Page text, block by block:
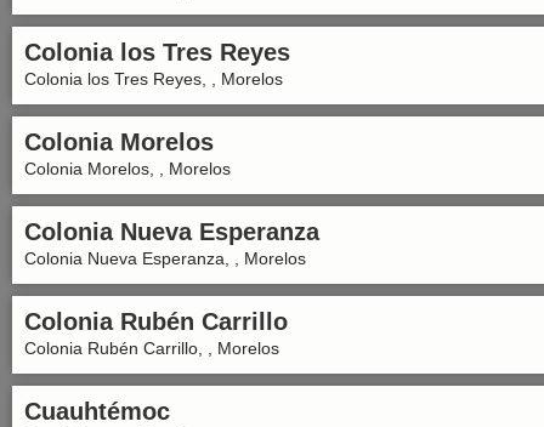
Colonia los Tres Reyes
Colonia los Tres Reyes, , Morelos
Colonia Morelos
Colonia Morelos, , Morelos
Colonia Nueva Esperanza
Colonia Nueva Esperanza, , Morelos
Colonia Rubén Carrillo
Colonia Rubén Carrillo, , Morelos
Cuauhtémoc